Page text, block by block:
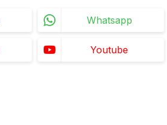
Whatsapp
Youtube